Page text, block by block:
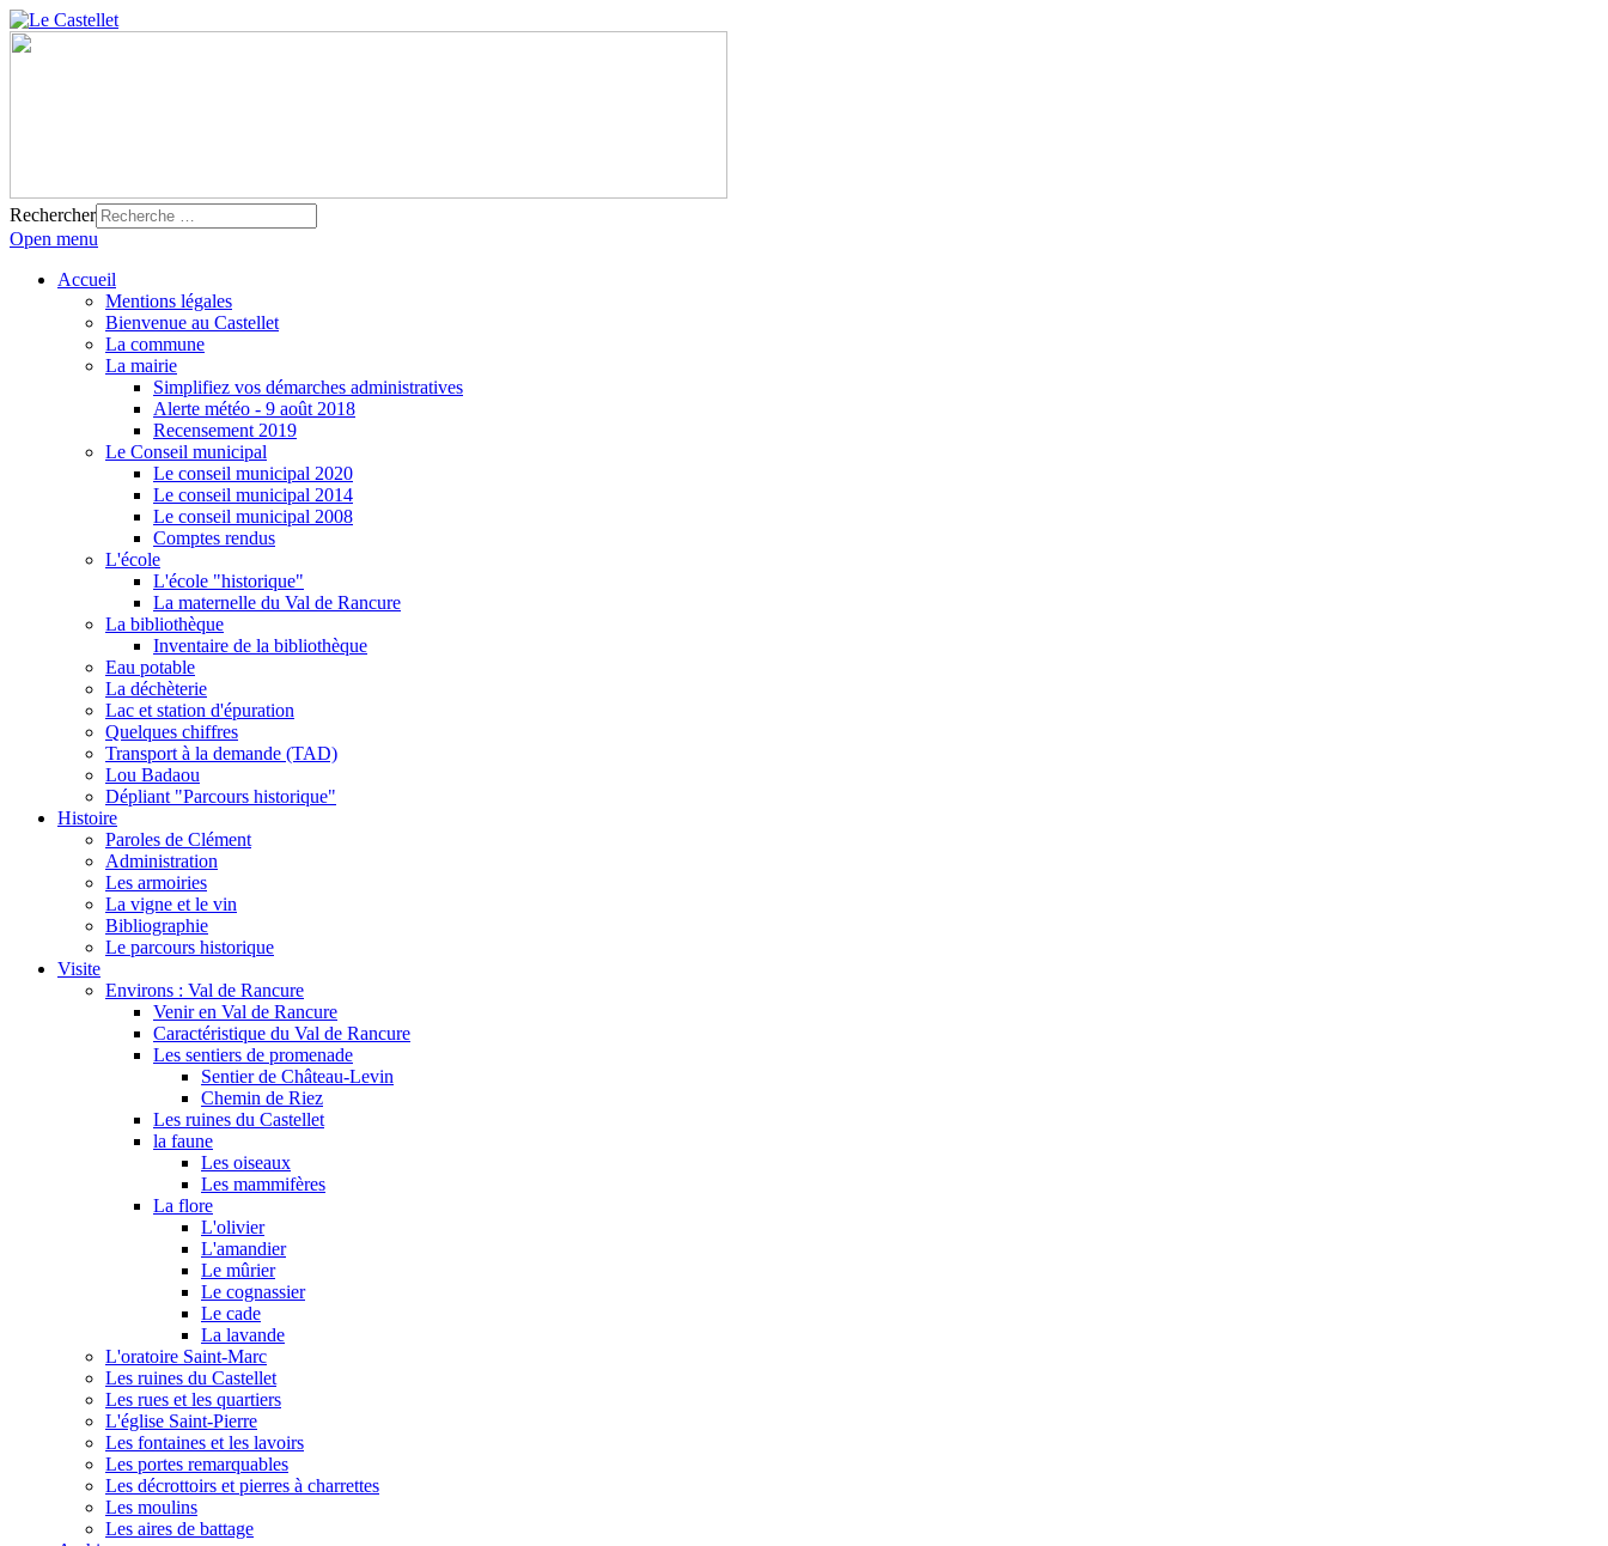
Rechercher
Open menu
Accueil
Mentions légales
Bienvenue au Castellet
La commune
La mairie
Simplifiez vos démarches administratives
Alerte météo - 9 août 2018
Recensement 2019
Le Conseil municipal
Le conseil municipal 2020
Le conseil municipal 2014
Le conseil municipal 2008
Comptes rendus
L'école
L'école "historique"
La maternelle du Val de Rancure
La bibliothèque
Inventaire de la bibliothèque
Eau potable
La déchèterie
Lac et station d'épuration
Quelques chiffres
Transport à la demande (TAD)
Lou Badaou
Dépliant "Parcours historique"
Histoire
Paroles de Clément
Administration
Les armoiries
La vigne et le vin
Bibliographie
Le parcours historique
Visite
Environs : Val de Rancure
Venir en Val de Rancure
Caractéristique du Val de Rancure
Les sentiers de promenade
Sentier de Château-Levin
Chemin de Riez
Les ruines du Castellet
la faune
Les oiseaux
Les mammifères
La flore
L'olivier
L'amandier
Le mûrier
Le cognassier
Le cade
La lavande
L'oratoire Saint-Marc
Les ruines du Castellet
Les rues et les quartiers
L'église Saint-Pierre
Les fontaines et les lavoirs
Les portes remarquables
Les décrottoirs et pierres à charrettes
Les moulins
Les aires de battage